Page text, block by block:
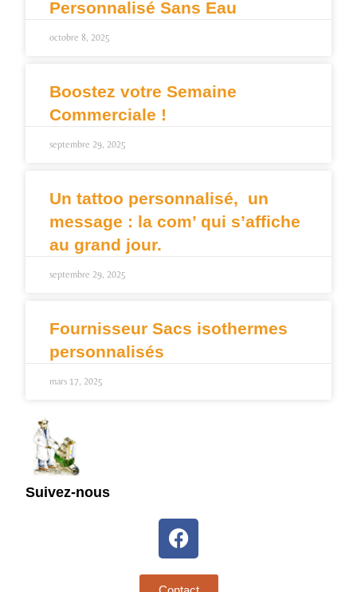
Personnalisé Sans Eau
octobre 8, 2025
Boostez votre Semaine
Commerciale !
septembre 29, 2025
Un tattoo personnalisé, un
message : la com’ qui s’affiche
au grand jour.
septembre 29, 2025
Fournisseur Sacs isothermes
personnalisés
mars 17, 2025
Suivez-nous